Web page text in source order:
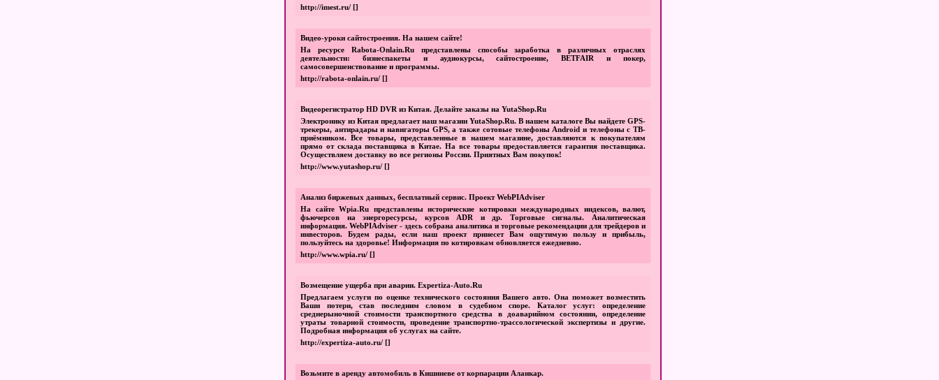
http://imest.ru/ []
Видео-уроки сайтостроения. На нашем сайте!
На ресурсе Rabota-Onlain.Ru представлены способы заработка в различных отраслях
деятельности: бизнеспакеты и аудиокурсы, сайтостроение, BETFAIR и покер,
самосовершенствование и программы.
http://rabota-onlain.ru/ []
Видеорегистратор HD DVR из Китая. Делайте заказы на YutaShop.Ru
Электронику из Китая предлагает наш магазин YutaShop.Ru. В нашем каталоге Вы найдете GPS-
трекеры, антирадары и навигаторы GPS, а также сотовые телефоны Android и телефоны с ТВ-
приёмником. Все товары, представленные в нашем магазине, доставляются к покупателям
прямо от склада поставщика в Китае. На все товары предоставляется гарантия поставщика.
Осуществляем доставку во все регионы России. Приятных Вам покупок!
http://www.yutashop.ru/ []
Анализ биржевых данных, бесплатный сервис. Проект WebPIAdviser
На сайте Wpia.Ru представлены исторические котировки международных индексов, валют,
фьючерсов на энергоресурсы, курсов ADR и др. Торговые сигналы. Аналитическая
информация. WebPIAdviser - здесь собрана аналитика и торговые рекомендации для трейдеров и
инвесторов. Будем рады, если наш проект принесет Вам ощутимую пользу и прибыль,
пользуйтесь на здоровье! Информация по котировкам обновляется ежедневно.
http://www.wpia.ru/ []
Возмещение ущерба при аварии. Expertiza-Auto.Ru
Предлагаем услуги по оценке технического состояния Вашего авто. Она поможет возместить
Ваши потери, став последним словом в судебном споре. Каталог услуг: определение
среднерыночной стоимости транспортного средства в доаварийном состоянии, определение
утраты товарной стоимости, проведение транспортно-трассологической экспертизы и другие.
Подробная информация об услугах на сайте.
http://expertiza-auto.ru/ []
Возьмите в аренду автомобиль в Кишиневе от корпарации Аланкар.